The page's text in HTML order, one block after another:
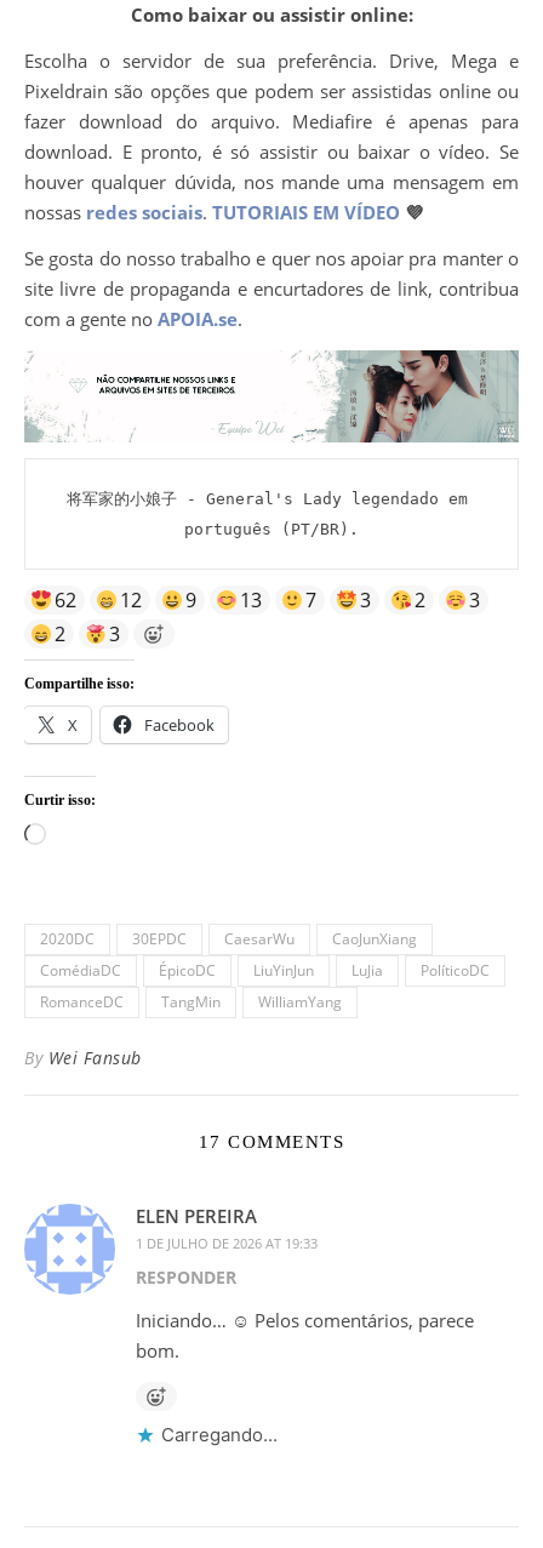
Como baixar ou assistir online:
Escolha o servidor de sua preferência. Drive, Mega e
Pixeldrain são opções que podem ser assistidas online ou
fazer download do arquivo. Mediafire é apenas para
download. E pronto, é só assistir ou baixar o vídeo. Se
houver qualquer dúvida, nos mande uma mensagem em
nossas redes sociais. TUTORIAIS EM VÍDEO 💜
Se gosta do nosso trabalho e quer nos apoiar pra manter o
site livre de propaganda e encurtadores de link, contribua
com a gente no APOIA.se.
将军家的小娘子 - General's Lady legendado em
português (PT/BR).
62 12 9 13 7 3 2
3
2
3
Compartilhe isso:
X Facebook
Curtir isso:
Carregando...
2020DC 30EPDC CaesarWu
CaoJunXiang
ComédiaDC
ÉpicoDC LiuYinJun LuJia
PolíticoDC
RomanceDC
TangMin WilliamYang
By Wei Fansub
17 COMMENTS
ELEN PEREIRA
1 DE JULHO DE 2026 AT 19:33
RESPONDER
Iniciando… ☺️ Pelos comentários, parece
bom.
Carregando...